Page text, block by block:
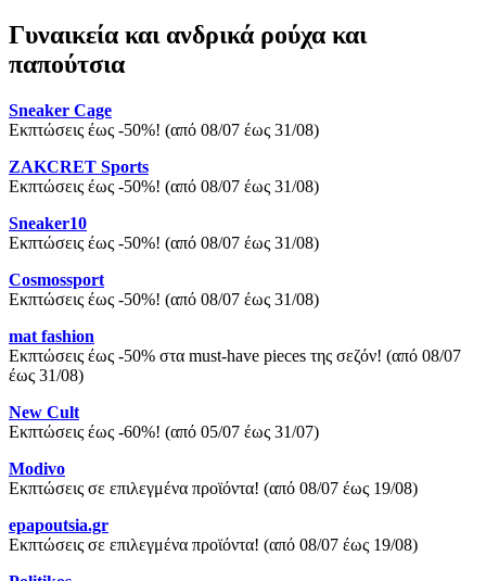
Γυναικεία και ανδρικά ρούχα και
παπούτσια
Sneaker Cage
Εκπτώσεις έως -50%! (από 08/07 έως 31/08)
ZAKCRET Sports
Εκπτώσεις έως -50%! (από 08/07 έως 31/08)
Sneaker10
Εκπτώσεις έως -50%! (από 08/07 έως 31/08)
Cosmossport
Εκπτώσεις έως -50%! (από 08/07 έως 31/08)
mat fashion
Εκπτώσεις έως -50% στα must-have pieces της σεζόν! (από 08/07
έως 31/08)
New Cult
Εκπτώσεις έως -60%! (από 05/07 έως 31/07)
Modivo
Εκπτώσεις σε επιλεγμένα προϊόντα! (από 08/07 έως 19/08)
epapoutsia.gr
Εκπτώσεις σε επιλεγμένα προϊόντα! (από 08/07 έως 19/08)